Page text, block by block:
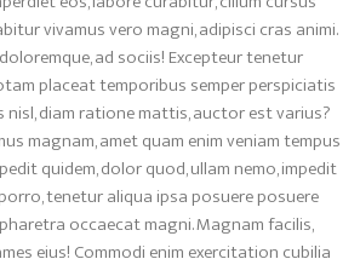
vivamus vero magni, adipisci cras animi.
ad sociis! Excepteur tenetur
placeat temporibus semper perspiciatis
diam ratione mattis, auctor est varius?
magnam, amet quam enim veniam tempus
quidem, dolor quod, ullam nemo, impedit
tenetur aliqua ipsa posuere posuere
occaecat magni. Magnam facilis,
eius! Commodi enim exercitation cubilia